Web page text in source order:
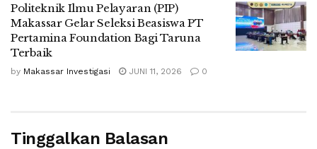
Politeknik Ilmu Pelayaran (PIP)
Makassar Gelar Seleksi Beasiswa PT
Pertamina Foundation Bagi Taruna
Terbaik
by Makassar Investigasi JUNI 11, 2026 0
Tinggalkan Balasan